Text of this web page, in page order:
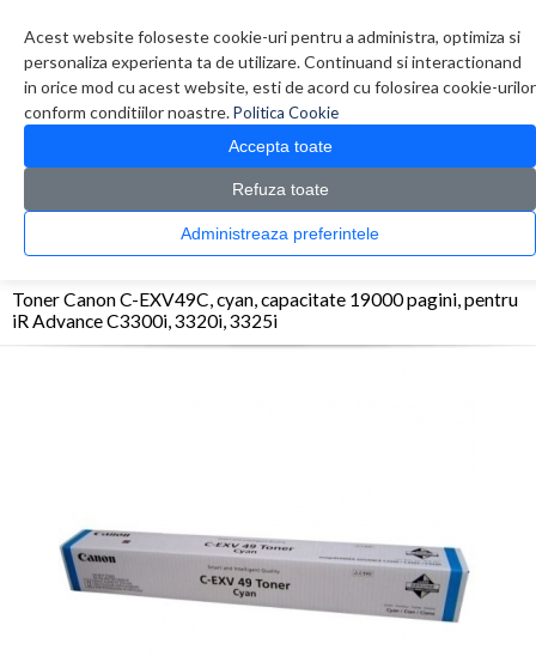
Acest website foloseste cookie-uri pentru a administra, optimiza si
personaliza experienta ta de utilizare. Continuand si interactionand
in orice mod cu acest website, esti de acord cu folosirea cookie-urilor
conform conditiilor noastre.Politica Cookie
Accepta toate
Refuza toate
Administreaza preferintele
0 produs(e)
CATALOG PRODUSE
Consumabile originale > Toner > Toner Canon C-EXV49C, cyan,
Toner Canon C-EXV49C, cyan, capacitate 19000 pagini, pentru
iR Advance C3300i, 3320i, 3325i